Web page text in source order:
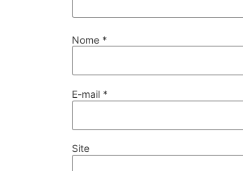
Nome *
E-mail *
Site